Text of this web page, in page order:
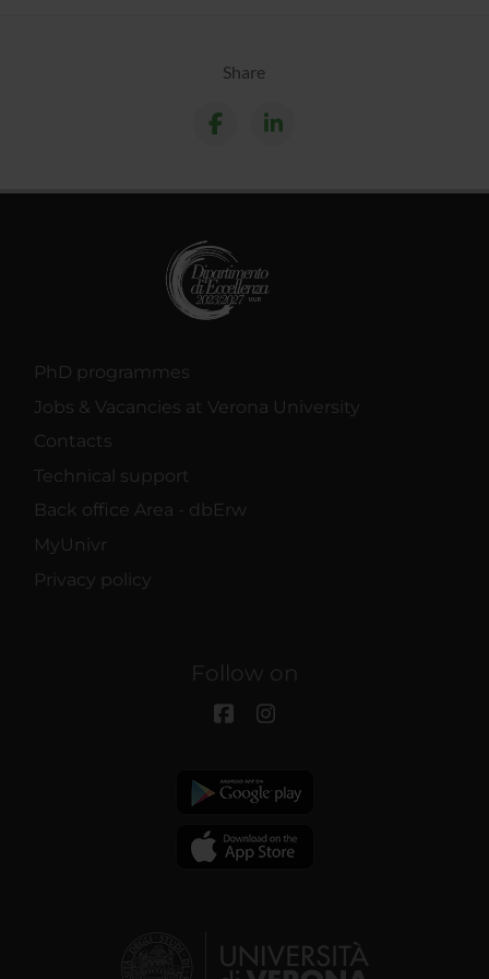
Share
PhD programmes
Jobs & Vacancies at Verona University
Contacts
Technical support
Back office Area - dbErw
MyUnivr
Privacy policy
Follow on